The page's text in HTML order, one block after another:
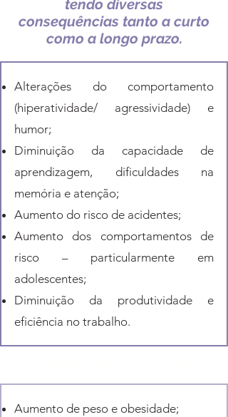
tendo diversas
consequências tanto a curto
como a longo prazo.
Alterações do comportamento
(hiperatividade/ agressividade) e
humor;
Diminuição da capacidade de
aprendizagem, dificuldades na
memória e atenção;
Aumento do risco de acidentes;
Aumento dos comportamentos de
risco – particularmente em
adolescentes;
Diminuição da produtividade e
eficiência no trabalho.
Aumento de peso e obesidade;